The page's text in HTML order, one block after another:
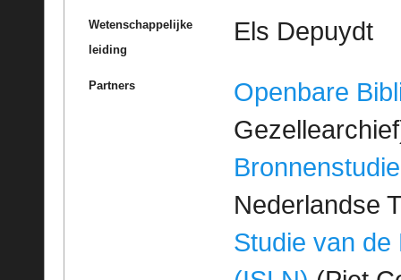
Wetenschappelijke
leiding
Els Depuydt
Partners
Openbare
Bronnenstudie
Nederlandse
Studie van de